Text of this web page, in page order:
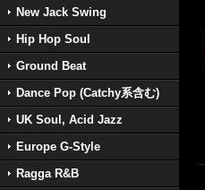
New Jack Swing
Hip Hop Soul
Ground Beat
Dance Pop (Catchy系含む)
UK Soul, Acid Jazz
Europe G-Style
Ragga R&B